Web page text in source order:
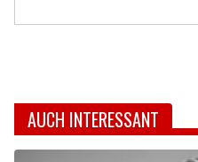
AUCH INTERESSANT